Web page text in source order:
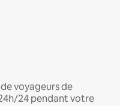
voyageurs de
24 pendant votre